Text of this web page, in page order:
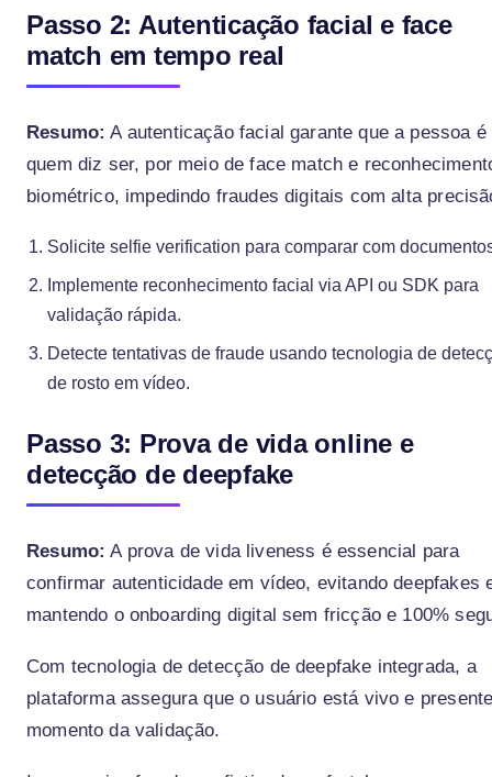
Passo 2: Autenticação facial e face
match em tempo real
Resumo: A autenticação facial garante que a pessoa é
quem diz ser, por meio de face match e
biométrico, impedindo fraudes digitais com alta
Solicite selfie verification para comparar com
Implemente reconhecimento facial via API ou SDK para
validação rápida.
Detecte tentativas de fraude usando tecnologia de
de rosto em vídeo.
Passo 3: Prova de vida online e
detecção de deepfake
Resumo: A prova de vida liveness é essencial para
confirmar autenticidade em vídeo, evitando deepfakes
mantendo o onboarding digital sem fricção e 100%
Com tecnologia de detecção de deepfake integrada, a
plataforma assegura que o usuário está vivo e
momento da validação.